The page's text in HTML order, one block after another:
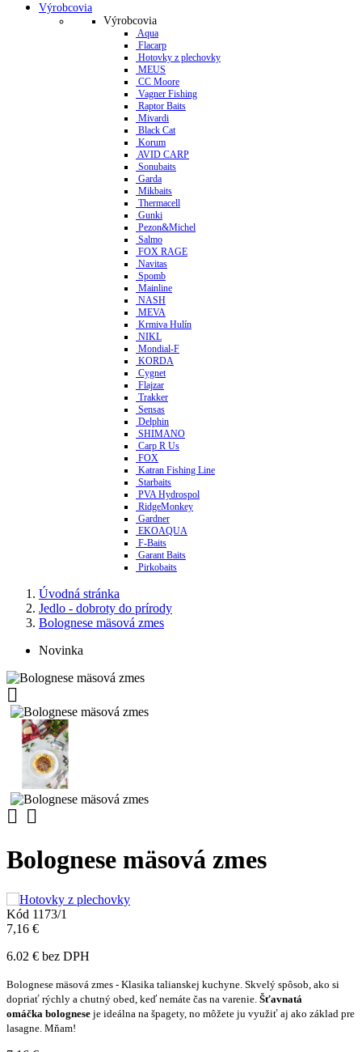
Výrobcovia
Výrobcovia
Aqua
Flacarp
Hotovky z plechovky
MEUS
CC Moore
Vagner Fishing
Raptor Baits
Mivardi
Black Cat
Korum
AVID CARP
Sonubaits
Garda
Mikbaits
Thermacell
Gunki
Pezon&Michel
Salmo
FOX RAGE
Navitas
Spomb
Mainline
NASH
MEVA
Krmiva Hulín
NIKL
Mondial-F
KORDA
Cygnet
Flajzar
Trakker
Sensas
Delphin
SHIMANO
Carp R Us
FOX
Katran Fishing Line
Starbaits
PVA Hydrospol
RidgeMonkey
Gardner
EKOAQUA
F-Baits
Garant Baits
Pirkobaits
Úvodná stránka
Jedlo - dobroty do prírody
Bolognese mäsová zmes
Novinka

 
Bolognese mäsová zmes
Kód 1173/1
7,16 €
6.02 € bez DPH
Bolognese mäsová zmes - Klasika talianskej kuchyne. Skvelý spôsob, ako si
dopriať rýchly a chutný obed, keď nemáte čas na varenie. Šťavnatá
omáčka bolognese je ideálna na špagety, no môžete ju využiť aj ako základ pre
lasagne. Mňam!